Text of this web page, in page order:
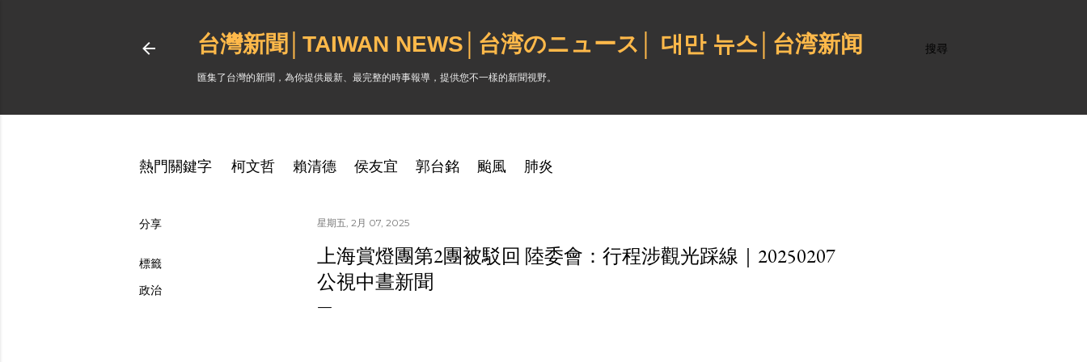
搜尋
台灣新聞│TAIWAN NEWS│台湾のニュース│ 대만 뉴스│台湾新闻
匯集了台灣的新聞，為你提供最新、最完整的時事報導，提供您不一樣的新聞視野。
熱門關鍵字 柯文哲 賴清德 侯友宜 郭台銘 颱風 肺炎
分享
標籤
政治
星期五, 2月 07, 2025
上海賞燈團第2團被駁回 陸委會：行程涉觀光踩線｜20250207
公視中晝新聞